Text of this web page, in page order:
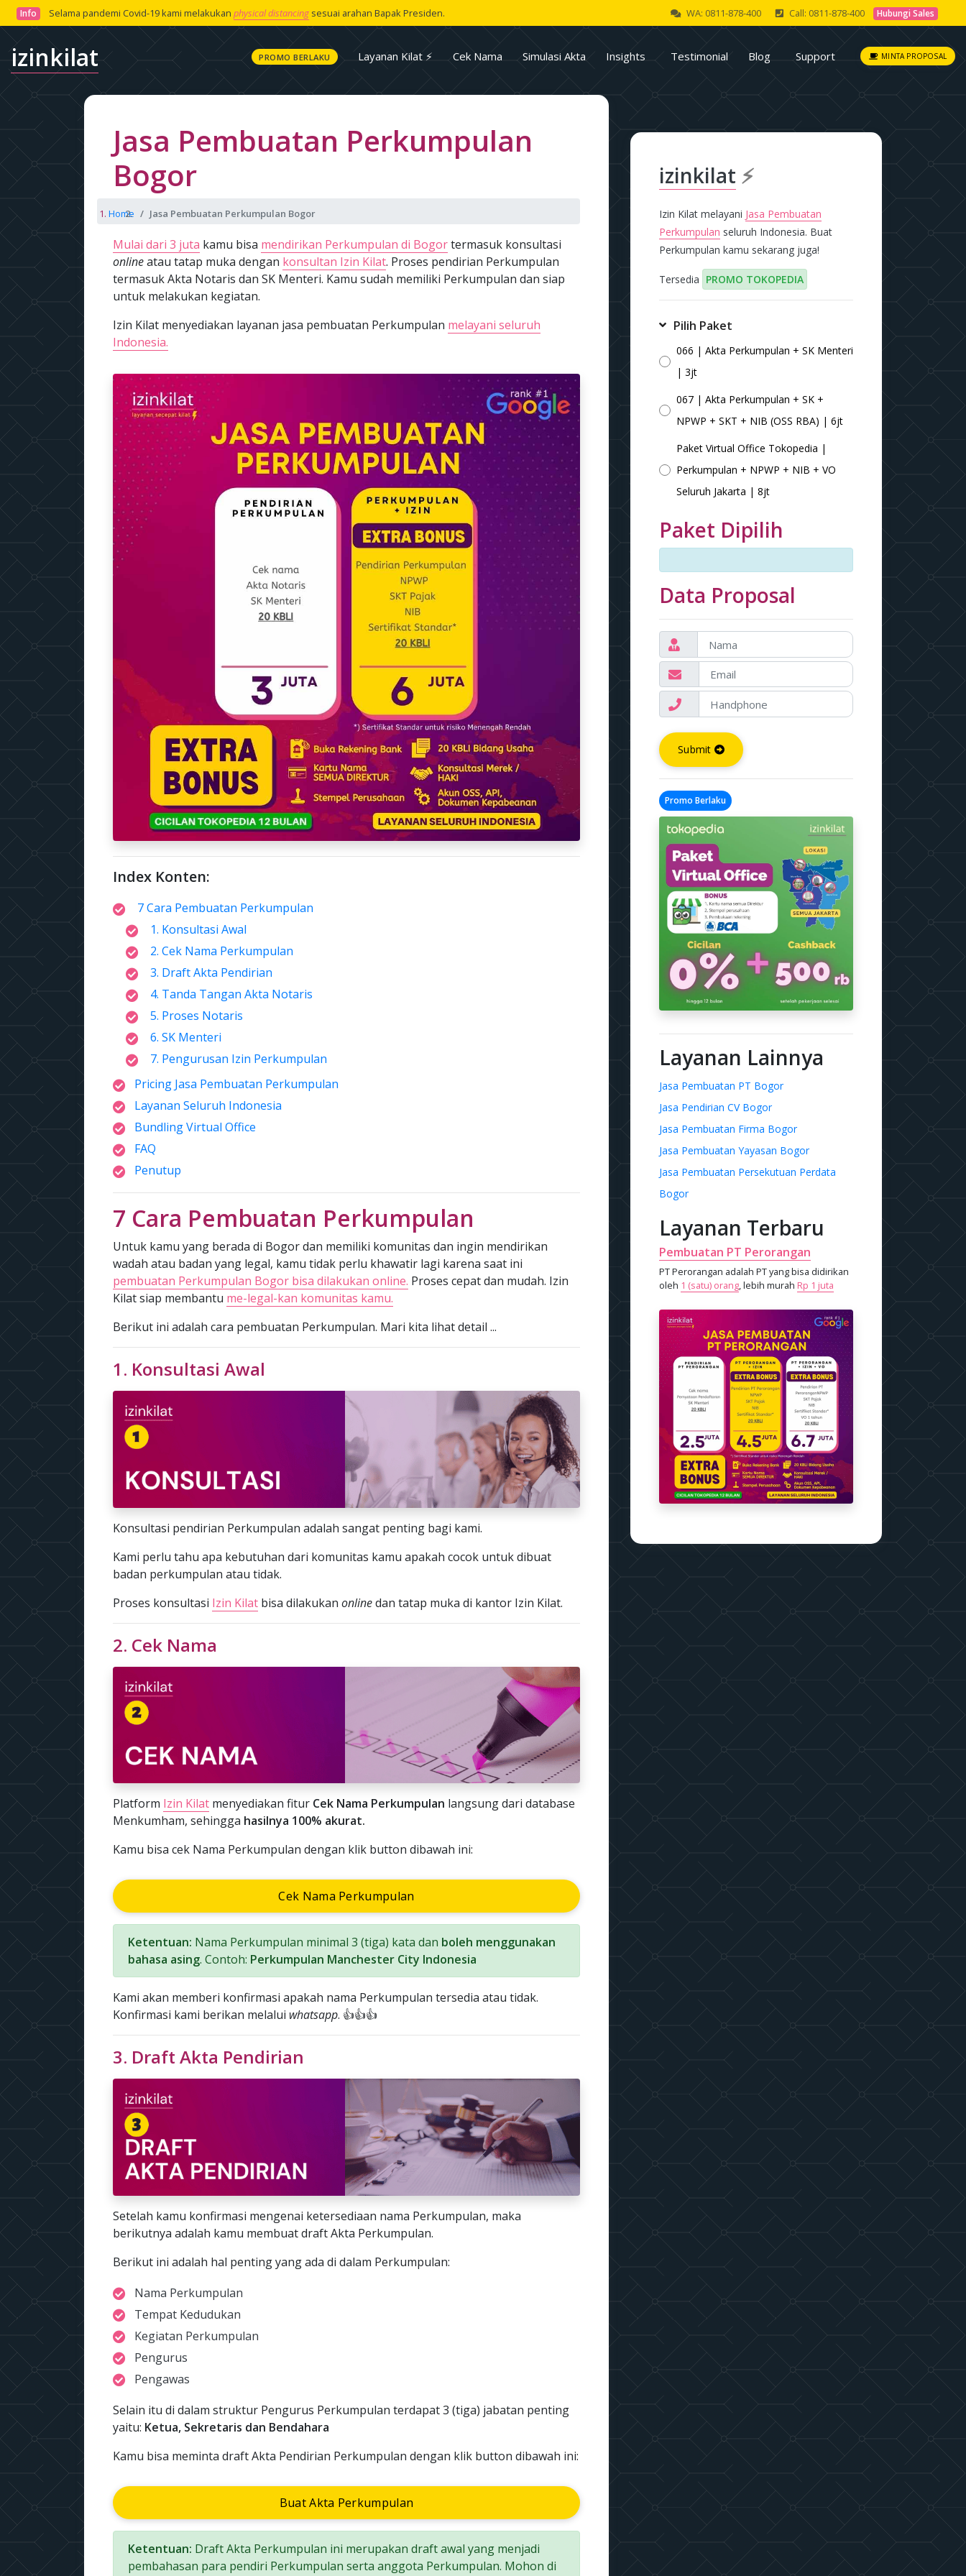
Info Selama pandemi Covid-19 kami melakukan physical distancingsesuai arahan Bapak Presiden. WA: 0811-878-400 Call: 0811-878-400 Hubungi Sales
izinkilat PROMO BERLAKU Layanan Kilat ⚡ Cek Nama Simulasi Akta Insights Testimonial Blog Support MINTA PROPOSAL
Jasa Pembuatan Perkumpulan
Bogor
Home Jasa Pembuatan Perkumpulan Bogor
Mulai dari 3 juta kamu bisa mendirikan Perkumpulan di Bogortermasuk konsultasi
onlineatau tatap muka dengan konsultan Izin Kilat. Proses pendirian Perkumpulan
termasuk Akta Notaris dan SK Menteri. Kamu sudah memiliki Perkumpulan dan siap
untuk melakukan kegiatan.
Izin Kilat menyediakan layanan jasa pembuatan Perkumpulan melayani seluruh
Indonesia.
Index Konten:
7 Cara Pembuatan Perkumpulan
1. Konsultasi Awal
2. Cek Nama Perkumpulan
3. Draft Akta Pendirian
4. Tanda Tangan Akta Notaris
5. Proses Notaris
6. SK Menteri
7. Pengurusan Izin Perkumpulan
Pricing Jasa Pembuatan Perkumpulan
Layanan Seluruh Indonesia
Bundling Virtual Office
FAQ
Penutup
7 Cara Pembuatan Perkumpulan
Untuk kamu yang berada di Bogor dan memiliki komunitas dan ingin mendirikan
wadah atau badan yang legal, kamu tidak perlu khawatir lagi karena saat ini
pembuatan Perkumpulan Bogor bisa dilakukan online. Proses cepat dan mudah. Izin
Kilat siap membantu me-legal-kan komunitas kamu.
Berikut ini adalah cara pembuatan Perkumpulan. Mari kita lihat detail ...
1. Konsultasi Awal
Konsultasi pendirian Perkumpulan adalah sangat penting bagi kami.
Kami perlu tahu apa kebutuhan dari komunitas kamu apakah cocok untuk dibuat
badan perkumpulan atau tidak.
Proses konsultasi Izin Kilat bisa dilakukan onlinedan tatap muka di kantor Izin Kilat.
2. Cek Nama
Platform Izin Kilat menyediakan fitur Cek Nama Perkumpulan langsung dari database
Menkumham, sehingga hasilnya 100% akurat.
Kamu bisa cek Nama Perkumpulan dengan klik button dibawah ini:
Cek Nama Perkumpulan
Ketentuan: Nama Perkumpulan minimal 3 (tiga) kata dan boleh menggunakan
bahasa asing. Contoh: Perkumpulan Manchester City Indonesia
Kami akan memberi konfirmasi apakah nama Perkumpulan tersedia atau tidak.
Konfirmasi kami berikan melalui whatsapp. 👍👍👍
3. Draft Akta Pendirian
Setelah kamu konfirmasi mengenai ketersediaan nama Perkumpulan, maka
berikutnya adalah kamu membuat draft Akta Perkumpulan.
Berikut ini adalah hal penting yang ada di dalam Perkumpulan:
Nama Perkumpulan
Tempat Kedudukan
Kegiatan Perkumpulan
Pengurus
Pengawas
Selain itu di dalam struktur Pengurus Perkumpulan terdapat 3 (tiga) jabatan penting
yaitu: Ketua, Sekretaris dan Bendahara
Kamu bisa meminta draft Akta Pendirian Perkumpulan dengan klik button dibawah ini:
Buat Akta Perkumpulan
Ketentuan: Draft Akta Perkumpulan ini merupakan draft awal yang menjadi
pembahasan para pendiri Perkumpulan serta anggota Perkumpulan. Mohon di
izinkilat ⚡
Izin Kilat melayani Jasa Pembuatan
Perkumpulan seluruh Indonesia. Buat
Perkumpulan kamu sekarang juga!
Tersedia PROMO TOKOPEDIA
Pilih Paket
066 | Akta Perkumpulan + SK Menteri
| 3jt
067 | Akta Perkumpulan + SK +
NPWP + SKT + NIB (OSS RBA) | 6jt
Paket Virtual Office Tokopedia |
Perkumpulan + NPWP + NIB + VO
Seluruh Jakarta | 8jt
Paket Dipilih
Data Proposal
Submit
Promo Berlaku
Layanan Lainnya
Jasa Pembuatan PT Bogor
Jasa Pendirian CV Bogor
Jasa Pembuatan Firma Bogor
Jasa Pembuatan Yayasan Bogor
Jasa Pembuatan Persekutuan Perdata
Bogor
Layanan Terbaru
Pembuatan PT Perorangan
PT Perorangan adalah PT yang bisa didirikan
oleh 1 (satu) orang, lebih murah Rp 1 juta